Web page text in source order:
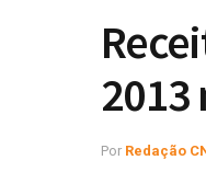
2013
Por Redação